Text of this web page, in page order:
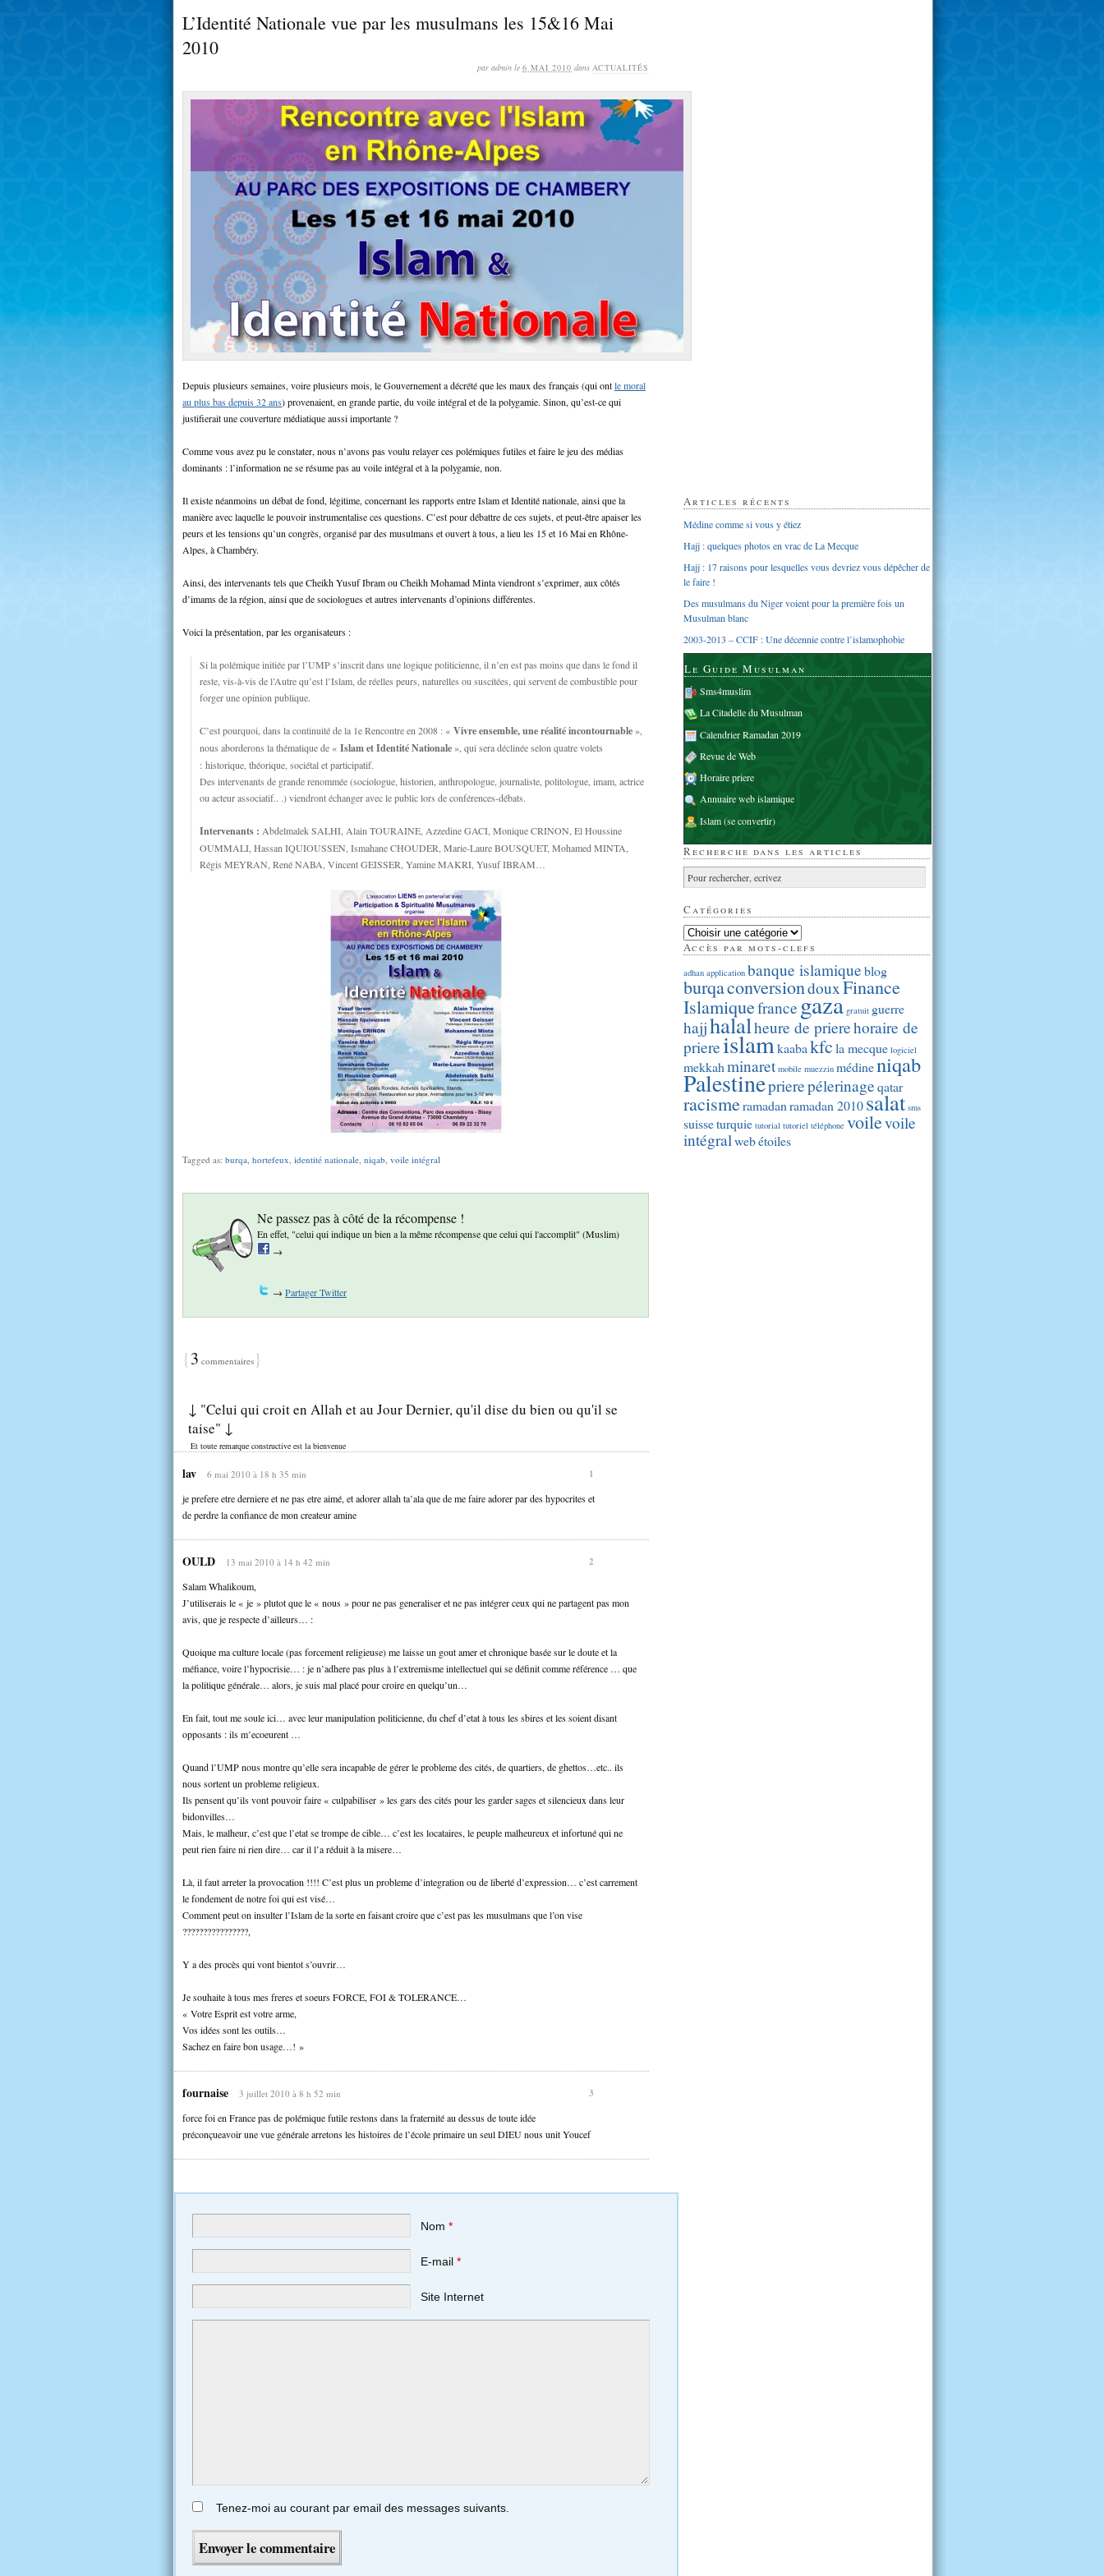
L’Identité Nationale vue par les musulmans les 15&16 Mai
2010
par admin le 6 MAI 2010 dans ACTUALITÉS
Depuis plusieurs semaines, voire plusieurs mois, le Gouvernement a décrété que les maux des français (qui ontle moral
au plus bas depuis 32 ans) provenaient, en grande partie, du voile intégral et de la polygamie. Sinon, qu’est-ce qui
justifierait une couverture médiatique aussi importante ?
Comme vous avez pu le constater, nous n’avons pas voulu relayer ces polémiques futiles et faire le jeu des médias
dominants : l’information ne se résume pas au voile intégral et à la polygamie, non.
Il existe néanmoins un débat de fond, légitime, concernant les rapports entre Islam et Identité nationale, ainsi que la
manière avec laquelle le pouvoir instrumentalise ces questions. C’est pour débattre de ces sujets, et peut-être apaiser les
peurs et les tensions qu’un congrès, organisé par des musulmans et ouvert à tous, a lieu les 15 et 16 Mai en Rhône-
Alpes, à Chambéry.
Ainsi, des intervenants tels que Cheikh Yusuf Ibram ou Cheikh Mohamad Minta viendront s’exprimer, aux côtés
d’imams de la région, ainsi que de sociologues et autres intervenants d’opinions différentes.
Voici la présentation, par les organisateurs :
Si la polémique initiée par l’UMP s’inscrit dans une logique politicienne, il n’en est pas moins que dans le fond il
reste, vis-à-vis de l’Autre qu’est l’Islam, de réelles peurs, naturelles ou suscitées, qui servent de combustible pour
forger une opinion publique.
C’est pourquoi, dans la continuité de la 1e Rencontre en 2008 : « Vivre ensemble, une réalité incontournable»,
nous aborderons la thématique de « Islam et Identité Nationale», qui sera déclinée selon quatre volets
: historique, théorique, sociétal et participatif.
Des intervenants de grande renommée (sociologue, historien, anthropologue, journaliste, politologue, imam, actrice
ou acteur associatif.. .) viendront échanger avec le public lors de conférences-débats.
Intervenants: Abdelmalek SALHI, Alain TOURAINE, Azzedine GACI, Monique CRINON, El Houssine
OUMMALI, Hassan IQUIOUSSEN, Ismahane CHOUDER, Marie-Laure BOUSQUET, Mohamed MINTA,
Régis MEYRAN, René NABA, Vincent GEISSER, Yamine MAKRI, Yusuf IBRAM…
Tagged as: burqa, hortefeux, identité nationale, niqab, voile intégral
Ne passez pas à côté de la récompense !
En effet, "celui qui indique un bien a la même récompense que celui qui l'accomplit" (Muslim)
→
→ Partager Twitter
{3 commentaires }
↓ "Celui qui croit en Allah et au Jour Dernier, qu'il dise du bien ou qu'il se
taise" ↓
Et toute remarque constructive est la bienvenue
1
lav 6 mai 2010 à 18 h 35 min
je prefere etre derniere et ne pas etre aimé, et adorer allah ta’ala que de me faire adorer par des hypocrites et
de perdre la confiance de mon createur amine
2
OULD 13 mai 2010 à 14 h 42 min
Salam Whalikoum,
J’utiliserais le « je » plutot que le « nous » pour ne pas generaliser et ne pas intégrer ceux qui ne partagent pas mon
avis, que je respecte d’ailleurs… :
Quoique ma culture locale (pas forcement religieuse) me laisse un gout amer et chronique basée sur le doute et la
méfiance, voire l’hypocrisie… : je n’adhere pas plus à l’extremisme intellectuel qui se définit comme référence … que
la politique générale… alors, je suis mal placé pour croire en quelqu’un…
En fait, tout me soule ici… avec leur manipulation politicienne, du chef d’etat à tous les sbires et les soient disant
opposants : ils m’ecoeurent …
Quand l’UMP nous montre qu’elle sera incapable de gérer le probleme des cités, de quartiers, de ghettos…etc.. ils
nous sortent un probleme religieux.
Ils pensent qu’ils vont pouvoir faire « culpabiliser » les gars des cités pour les garder sages et silencieux dans leur
bidonvilles…
Mais, le malheur, c’est que l’etat se trompe de cible… c’est les locataires, le peuple malheureux et infortuné qui ne
peut rien faire ni rien dire… car il l’a réduit à la misere…
Là, il faut arreter la provocation !!!! C’est plus un probleme d’integration ou de liberté d’expression… c’est carrement
le fondement de notre foi qui est visé…
Comment peut on insulter l’Islam de la sorte en faisant croire que c’est pas les musulmans que l’on vise
????????????????,
Y a des procès qui vont bientot s’ouvrir…
Je souhaite à tous mes freres et soeurs FORCE, FOI & TOLERANCE…
« Votre Esprit est votre arme,
Vos idées sont les outils…
Sachez en faire bon usage…! »
3
fournaise 3 juillet 2010 à 8 h 52 min
force foi en France pas de polémique futile restons dans la fraternité au dessus de toute idée
préconçueavoir une vue générale arretons les histoires de l’école primaire un seul DIEU nous unit Youcef
Nom*
E-mail*
Site Internet
Tenez-moi au courant par email des messages suivants.
Articles récents
Médine comme si vous y étiez
Hajj : quelques photos en vrac de La Mecque
Hajj : 17 raisons pour lesquelles vous devriez vous dépêcher de
le faire !
Des musulmans du Niger voient pour la première fois un
Musulman blanc
2003-2013 – CCIF : Une décennie contre l’islamophobie
Le Guide Musulman
Sms4muslim
La Citadelle du Musulman
Calendrier Ramadan 2019
Revue de Web
Horaire priere
Annuaire web islamique
Islam(se convertir)
Recherche dans les articles
Catégories
Accès par mots-clefs
adhan application banque islamiqueblog
burqaconversiondouxFinance
Islamiquefrance gaza gratuit guerre
hajjhalal heure de prierehoraire de
priereislamkaabakfcla mecque logiciel
mekkahminaret mobile muezzin médineniqab
Palestineprierepélerinageqatar
racismeramadanramadan 2010salat sms
suisseturquie tutorial tutoriel téléphone voilevoile
intégralwebétoiles